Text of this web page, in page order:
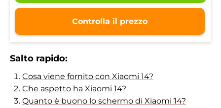
Controlla il prezzo
Salto rapido:
Cosa viene fornito con Xiaomi 14?
Che aspetto ha Xiaomi 14?
Quanto è buono lo schermo di Xiaomi 14?